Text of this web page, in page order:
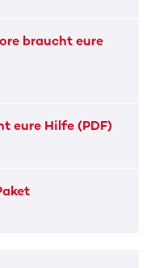
braucht eure
eure Hilfe (PDF)